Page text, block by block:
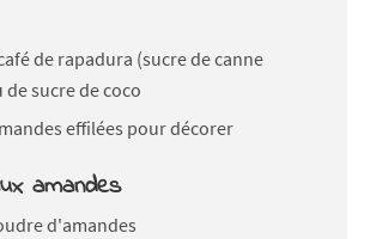
de rapadura (sucre de canne
sucre de coco
effilées pour décorer
amandes
d'amandes